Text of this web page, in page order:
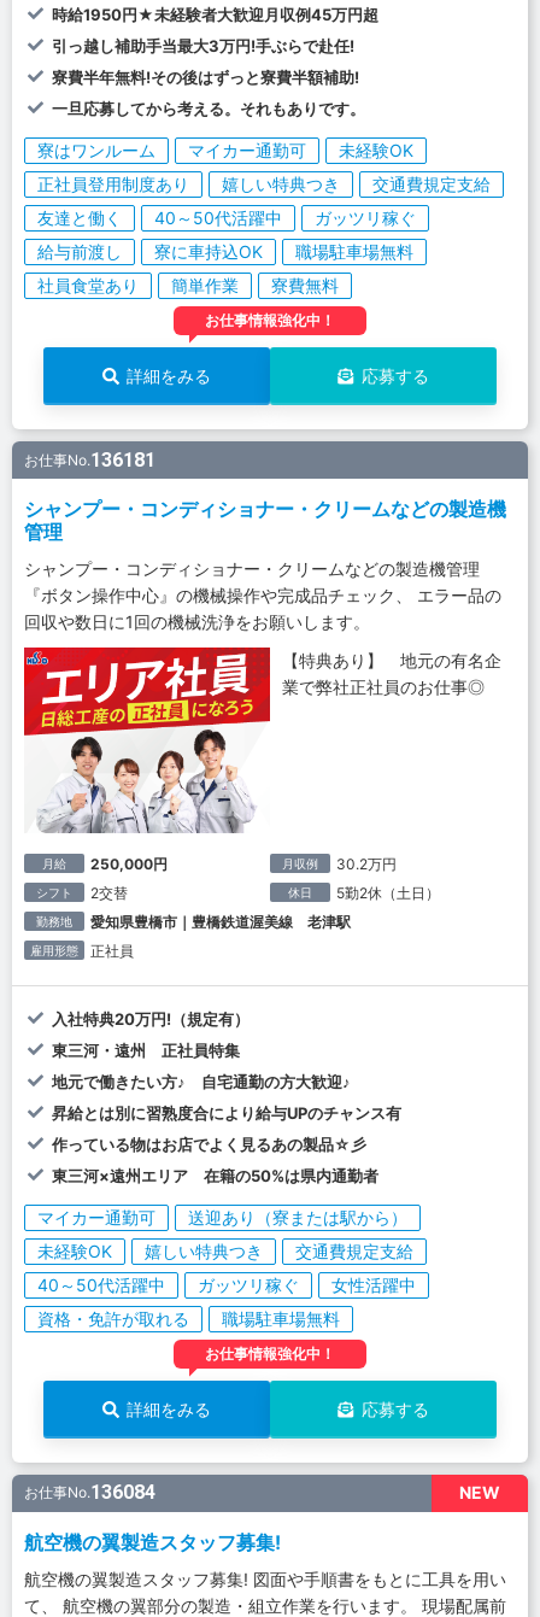
時給1950円★未経験者大歓迎月収例45万円超
引っ越し補助手当最大3万円!手ぶらで赴任!
寮費半年無料!その後はずっと寮費半額補助!
一旦応募してから考える。それもありです。
寮はワンルーム マイカー通勤可
未経験OK
正社員登用制度あり
嬉しい特典つき
交通費規定支給
友達と働く
40～50代活躍中
ガッツリ稼ぐ
給与前渡し
寮に車持込OK
職場駐車場無料
社員食堂あり
簡単作業 寮費無料
お仕事情報強化中！
詳細をみる 応募する
お仕事No.136181
シャンプー・コンディショナー・クリームなどの製造機
管理
シャンプー・コンディショナー・クリームなどの製造機管理
『ボタン操作中心』の機械操作や完成品チェック、 エラー品の
回収や数日に1回の機械洗浄をお願いします。
【特典あり】 地元の有名企
業で弊社正社員のお仕事◎
月給 250,000円 月収例 30.2万円
シフト 2交替 休日 5勤2休（土日）
勤務地 愛知県豊橋市｜豊橋鉄道渥美線 老津駅
雇用形態 正社員
入社特典20万円!（規定有）
東三河・遠州 正社員特集
地元で働きたい方♪ 自宅通勤の方大歓迎♪
昇給とは別に習熟度合により給与UPのチャンス有
作っている物はお店でよく見るあの製品☆彡
東三河×遠州エリア 在籍の50%は県内通勤者
マイカー通勤可
送迎あり（寮または駅から）
未経験OK
嬉しい特典つき
交通費規定支給
40～50代活躍中
ガッツリ稼ぐ
女性活躍中
資格・免許が取れる
職場駐車場無料
お仕事情報強化中！
詳細をみる 応募する
NEW
お仕事No.136084
航空機の翼製造スタッフ募集!
航空機の翼製造スタッフ募集! 図面や手順書をもとに工具を用い
て、 航空機の翼部分の製造・組立作業を行います。 現場配属前